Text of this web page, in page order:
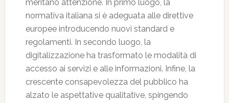
meritano attenzione. In primo luogo, la
normativa italiana si è adeguata alle direttive
europee introducendo nuovi standard e
regolamenti. In secondo luogo, la
digitalizzazione ha trasformato le modalità di
accesso ai servizi e alle informazioni. Infine, la
crescente consapevolezza del pubblico ha
alzato le aspettative qualitative, spingendo